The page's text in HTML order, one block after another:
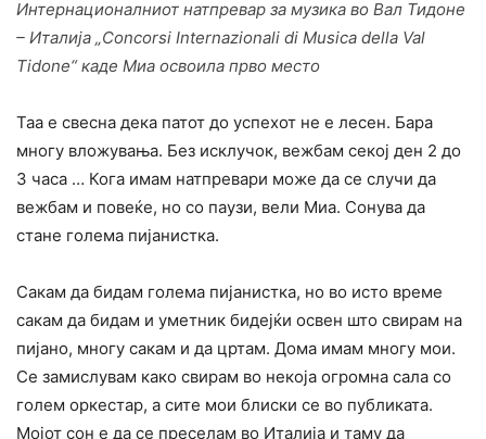
Интернационалниот натпревар за музика во Вал Тидоне
– Италија „Concorsi Internazionali di Musica della Val
Tidone“ каде Миа освоила прво место
Таа е свесна дека патот до успехот не е лесен. Бара
многу вложувања. Без исклучок, вежбам секој ден 2 до
3 часа … Кога имам натпревари може да се случи да
вежбам и повеќе, но со паузи, вели Миа. Сонува да
стане голема пијанистка.
Сакам да бидам голема пијанистка, но во исто време
сакам да бидам и уметник бидејќи освен што свирам на
пијано, многу сакам и да цртам. Дома имам многу мои.
Се замислувам како свирам во некоја огромна сала со
голем оркестар, а сите мои блиски се во публиката.
Мојот сон е да се преселам во Италија и таму да